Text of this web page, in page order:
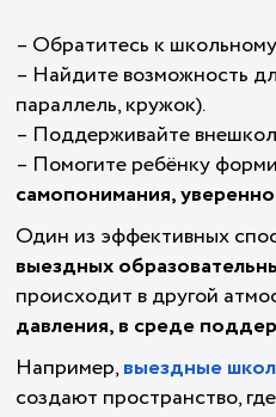
– Обратитесь к
– Найдите возможность
параллель, кружок).
– Поддерживайте
– Помогите ребёнку
самопонимания,
Один из эффективных
выездных
происходит в другой
давления, в среде
Например,выездные
создают пространство,